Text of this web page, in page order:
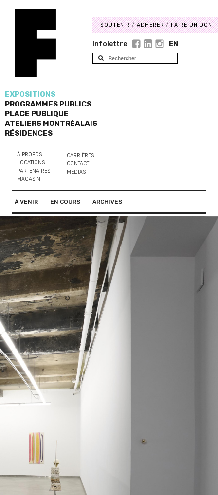
EXPOSITIONS
PROGRAMMES PUBLICS
PLACE PUBLIQUE
ATELIERS MONTRÉALAIS
RÉSIDENCES
À PROPOS
LOCATIONS
PARTENAIRES
MAGASIN
CARRIÈRES
CONTACT
MÉDIAS
SOUTENIR ADHÉRER FAIRE UN DON
Infolettre EN
À VENIR EN COURS ARCHIVES